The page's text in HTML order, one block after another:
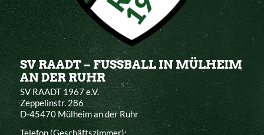
SV RAADT – FUSSBALL IN MÜLHEIM
AN DER RUHR
SV RAADT 1967 e.V.
Zeppelinstr. 286
D-45470 Mülheim an der Ruhr
Telefon (Geschäftszimmer):